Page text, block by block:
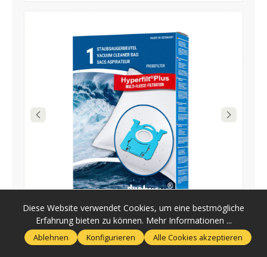
DUSTWAVE
Diese Website verwendet Cookies, um eine bestmögliche
Erfahrung bieten zu können. Mehr Informationen ...
Ablehnen Konfigurieren Alle Cookies akzeptieren